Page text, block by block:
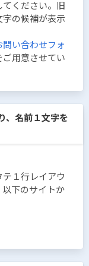
ください。旧
の候補が表示
問い合わせフォ
用意させてい
、名前１文字を
１行レイアウ
下のサイトか